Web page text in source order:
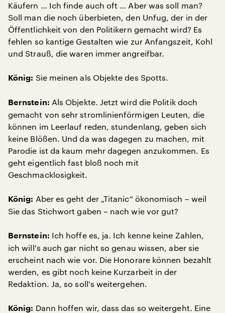
Käufern … Ich finde auch oft … Aber was soll man?
Soll man die noch überbieten, den Unfug, der in der
Öffentlichkeit von den Politikern gemacht wird? Es
fehlen so kantige Gestalten wie zur Anfangszeit, Kohl
und Strauß, die waren immer angreifbar.
König: Sie meinen als Objekte des Spotts.
Bernstein: Als Objekte. Jetzt wird die Politik doch
gemacht von sehr stromlinienförmigen Leuten, die
können im Leerlauf reden, stundenlang, geben sich
keine Blößen. Und da was dagegen zu machen, mit
Parodie ist da kaum mehr dagegen anzukommen. Es
geht eigentlich fast bloß noch mit
Geschmacklosigkeit.
König: Aber es geht der „Titanic“ ökonomisch – weil
Sie das Stichwort gaben – nach wie vor gut?
Bernstein: Ich hoffe es, ja. Ich kenne keine Zahlen,
ich will's auch gar nicht so genau wissen, aber sie
erscheint nach wie vor. Die Honorare können bezahlt
werden, es gibt noch keine Kurzarbeit in der
Redaktion. Ja, so soll's weitergehen.
König: Dann hoffen wir, dass das so weitergeht. Eine